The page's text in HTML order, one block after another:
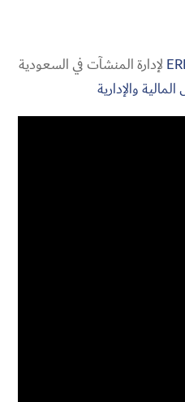
لإدارة المنشآت في السعودية
والإدارية